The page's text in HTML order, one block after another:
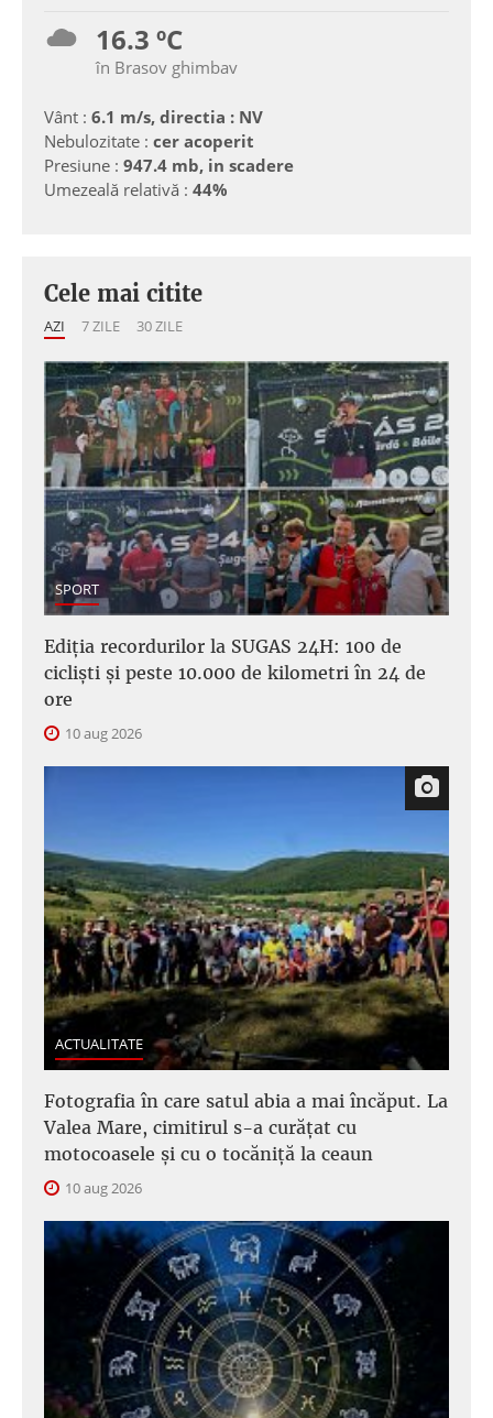
16.3 ºC
în Brasov ghimbav
Vânt : 6.1 m/s, directia : NV
Nebulozitate : cer acoperit
Presiune : 947.4 mb, in scadere
Umezeală relativă : 44%
Cele mai citite
AZI 7 ZILE 30 ZILE
SPORT
Ediția recordurilor la SUGAS 24H: 100 de
cicliști și peste 10.000 de kilometri în 24 de
ore
10 aug 2026
ACTUALITATE
Fotografia în care satul abia a mai încăput. La
Valea Mare, cimitirul s-a curățat cu
motocoasele și cu o tocăniță la ceaun
10 aug 2026